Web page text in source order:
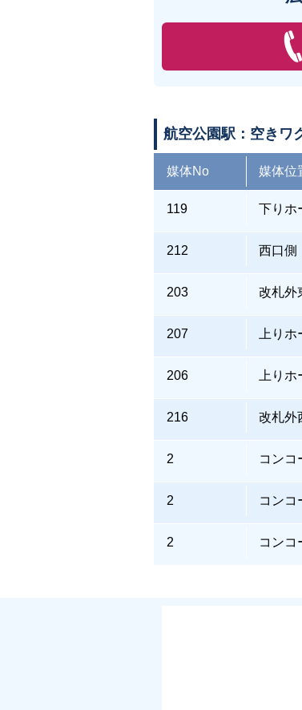
航空公園駅：空きワ
媒体No 媒体位
119 下り
212 西口
203 改札外
207 上り
206 上り
216 改札外
2 コンコ
2 コンコ
2 コンコ